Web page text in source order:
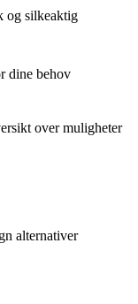
og silkeaktig
dine behov
over muligheter
alternativer